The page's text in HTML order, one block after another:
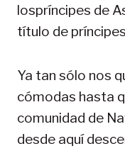
lospríncipes de
título de
Ya tan sólo nos
cómodas hasta
comunidad de
desde aquí